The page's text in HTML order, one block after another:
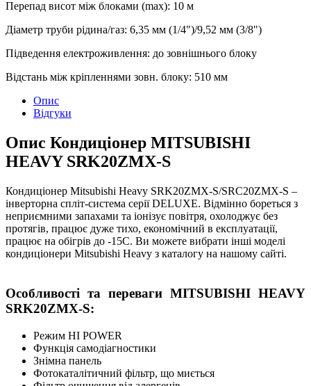
Перепад висот між блоками (max): 10 м
Діаметр труби рідина/газ: 6,35 мм (1/4")/9,52 мм (3/8")
Підведення електроживлення: до зовнішнього блоку
Відстань між кріпленнями зовн. блоку: 510 мм
Опис
Відгуки
Опис Кондиціонер MITSUBISHI
HEAVY SRK20ZMX-S
Кондиціонер Mitsubishi Heavy SRK20ZMX-S/SRC20ZMX-S –
інверторна спліт-система серії DELUXE. Відмінно бореться з
неприємними запахами та іонізує повітря, охолоджує без
протягів, працює дуже тихо, економічний в експлуатації,
працює на обігрів до -15С. Ви можете вибрати інші моделі
кондиціонери Mitsubishi Heavy з каталогу на нашому сайті.
Особливості та переваги MITSUBISHI HEAVY
SRK20ZMX-S:
Режим HI POWER
Функція самодіагностики
Знімна панель
Фотокаталітичний фільтр, що миється